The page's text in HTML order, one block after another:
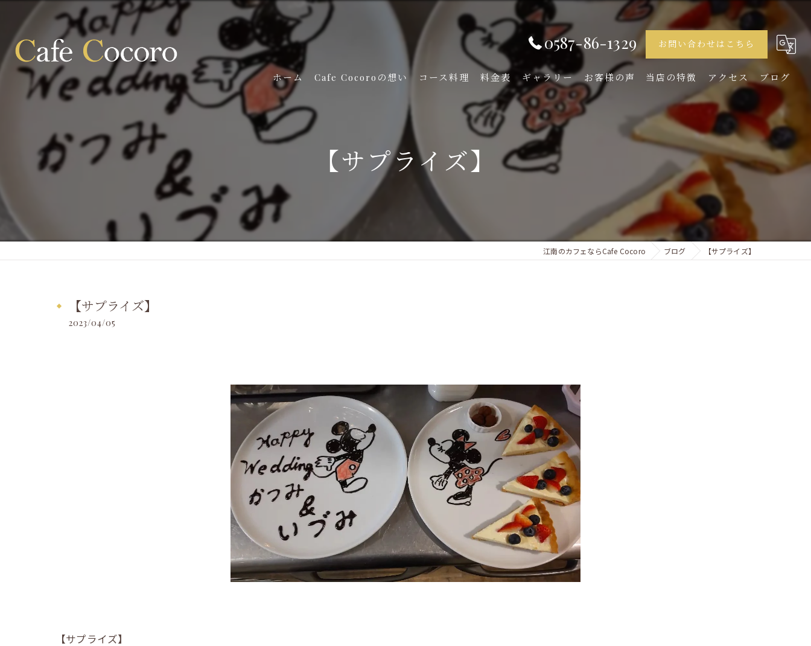
0587-86-1329 お問い合わせはこちら
ホーム Cafe Cocoroの想い コース料理 料金表 ギャラリー お客様の声 当店の特徴
ランチ
ディナー
デザート
女子会
イタリアン
アクセス ブログ
【サプライズ】
江南のカフェならCafe Cocoro ブログ 【サプライズ】
【サプライズ】
2023/04/05
【サプライズ】